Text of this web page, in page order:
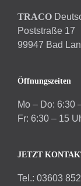
TRACO
Poststraße 17
99947 Bad
Öffnungszeiten
Mo – Do: 6:30
Fr: 6:30 – 15
JETZT
Tel.: 03603